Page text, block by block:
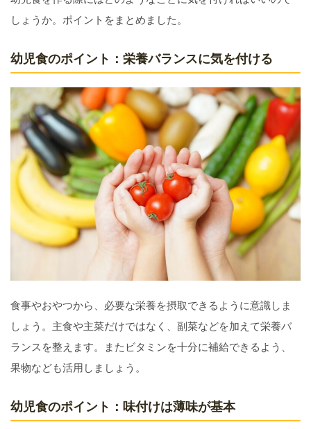
しょうか。ポイントをまとめました。
幼児食のポイント：栄養バランスに気を付ける
食事やおやつから、必要な栄養を摂取できるように意識しま
しょう。主食や主菜だけではなく、副菜などを加えて栄養バ
ランスを整えます。またビタミンを十分に補給できるよう、
果物なども活用しましょう。
幼児食のポイント：味付けは薄味が基本